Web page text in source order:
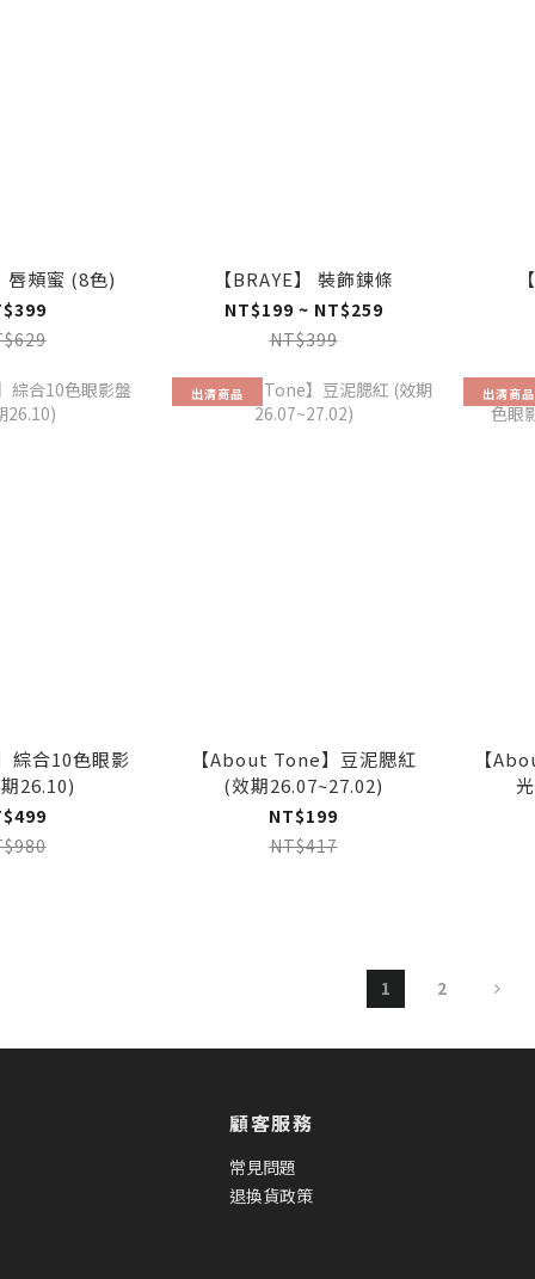
唇頰蜜 (8色) 【BRAYE】 裝飾鍊條
NT$199 ~ NT$259
NT$399
綜合10色眼影
26.10)
出清商品
【About Tone】豆泥腮紅
(效期26.07~27.02)
NT$199
NT$417
出清商品
【
1 2
顧客服務
常見問題
退換貨政策